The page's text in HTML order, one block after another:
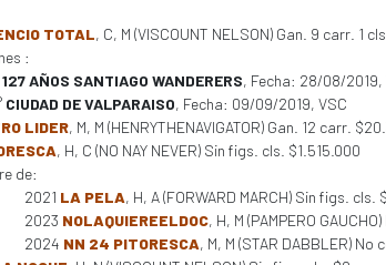
TOTAL, C, M (VISCOUNT NELSON) Gan. 9 carr. 1
:
127 AÑOS SANTIAGO WANDERERS, Fecha: 28/08/2019,
CIUDAD DE VALPARAISO, Fecha: 09/09/2019, VSC
LIDER, M, M (HENRYTHENAVIGATOR) Gan. 12 carr.
, H, C (NO NAY NEVER) Sin figs. cls. $1.515.000
de:
2021 LA PELA, H, A (FORWARD MARCH) Sin figs. cls.
2023 NOLAQUIEREELDOC, H, M (PAMPERO
2024 NN 24 PITORESCA, M, M (STAR DABBLER) No